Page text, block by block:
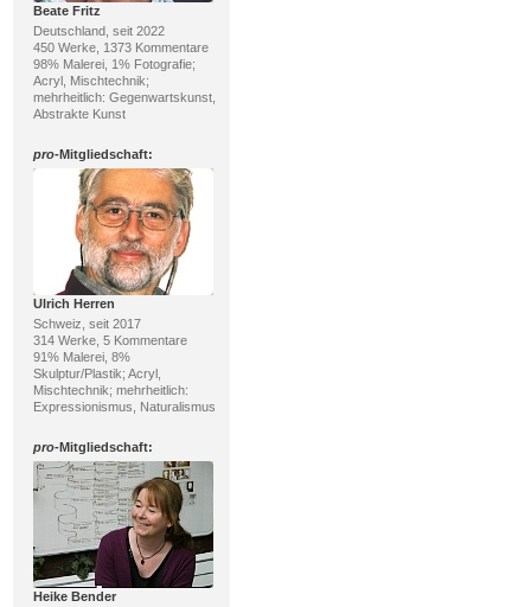
Beate Fritz
Deutschland, seit 2022
450 Werke, 1373 Kommentare
98% Malerei, 1% Fotografie;
Acryl, Mischtechnik;
mehrheitlich: Gegenwartskunst,
Abstrakte Kunst
pro-Mitgliedschaft:
Ulrich Herren
Schweiz, seit 2017
314 Werke, 5 Kommentare
91% Malerei, 8%
Skulptur/Plastik; Acryl,
Mischtechnik; mehrheitlich:
Expressionismus, Naturalismus
pro-Mitgliedschaft:
Heike Bender